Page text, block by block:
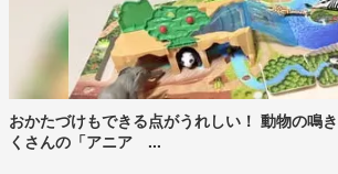
おかたづけもできる点がうれしい！ 動物の鳴
くさんの「アニア ...